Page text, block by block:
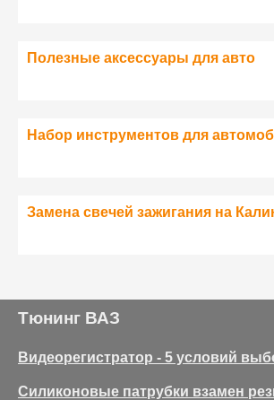
Полезные аксессуары для авто
Набор инструментов для
Замена свечей зажигания на
Тюнинг ВАЗ
Видеорегистратор - 5 условий
Силиконовые патрубки взамен